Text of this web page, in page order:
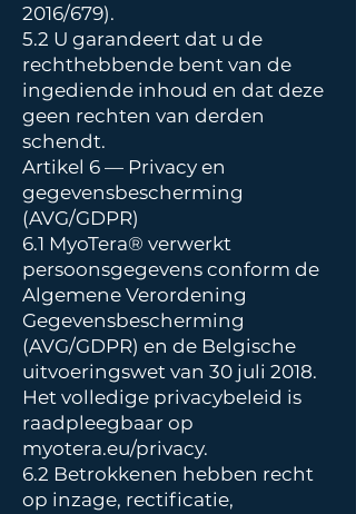
2016/679).
5.2 U garandeert dat u de
rechthebbende bent van de
ingediende inhoud en dat deze
geen rechten van derden
schendt.
Artikel 6 — Privacy en
gegevensbescherming
(AVG/GDPR)
6.1 MyoTera® verwerkt
persoonsgegevens conform de
Algemene Verordening
Gegevensbescherming
(AVG/GDPR) en de Belgische
uitvoeringswet van 30 juli 2018.
Het volledige privacybeleid is
raadpleegbaar op
myotera.eu/privacy.
6.2 Betrokkenen hebben recht
op inzage, rectificatie,